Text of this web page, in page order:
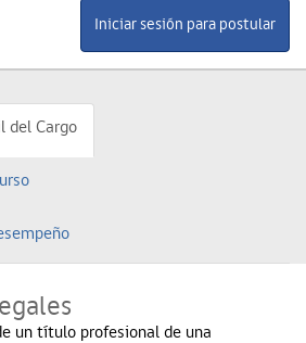
del Cargo
un título profesional de una